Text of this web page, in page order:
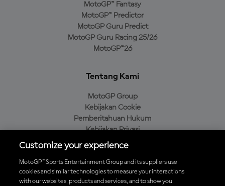
MotoGP™ Fantasy
MotoGP™ Predictor
MotoGP Guru Predict
MotoGP Guru Racing 25/26
MotoGP™26
Tentang Kami
MotoGP Group
Kebijakan Cookie
Pemberitahuan Hukum
Kebijakan Privasi
Kebijakan Pembelian
Unduh Aplikasi Resmi MotoGP™
Customize your experience
MotoGP™ Sports Entertainment Group and its suppliers use
cookies and similar technologies to measure your interactions
with our websites, products and services, and to show you